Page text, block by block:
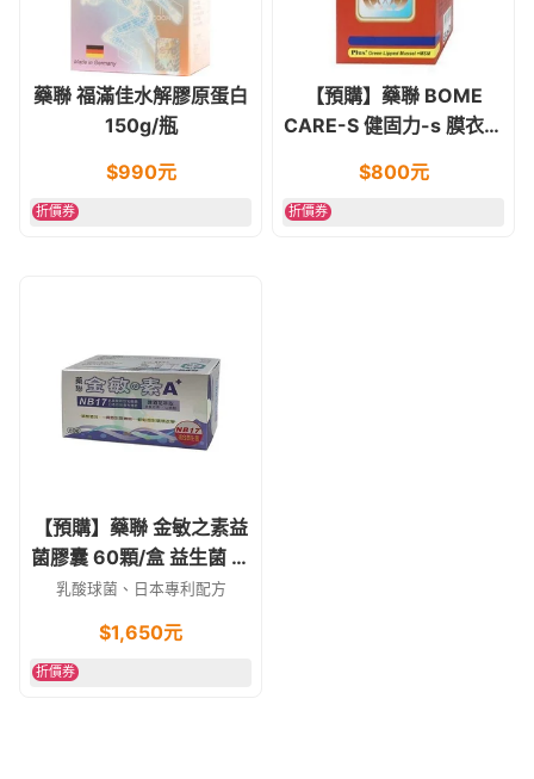
藥聯 福滿佳水解膠原蛋白
150g/瓶
$990元
折價券
【預購】藥聯 BOME
CARE-S 健固力-s 膜衣錠
$800元
折價券
【預購】藥聯 金敏之素益
菌膠囊 60顆/盒 益生菌 奶
素可
乳酸球菌、日本專利配方
$1,650元
折價券